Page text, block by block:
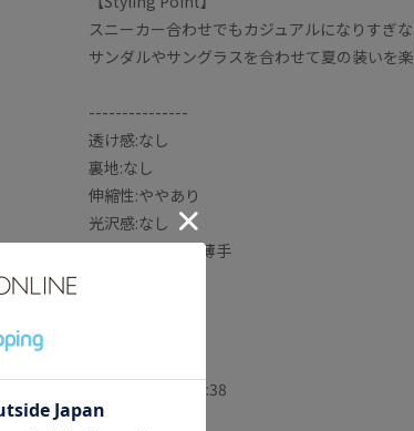
スニーカー合わせでもカジュアルになりすぎな
サンダルやサングラスを合わせて夏の装いを楽
---------------
透け感:なし
裏地:なし
伸縮性:ややあり
光沢感:なし
生地の厚さ:やや薄手
身長:165cm size:38